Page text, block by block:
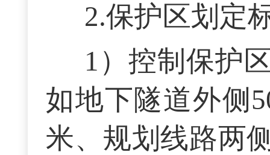
2.保护区划定
1）控制保护
如地下隧道外侧
米、规划线路两